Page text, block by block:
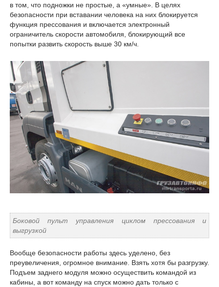
в том, что подножки не простые, а «умные». В целях
безопасности при вставании человека на них блокируется
функция прессования и включается электронный
ограничитель скорости автомобиля, блокирующий все
попытки развить скорость выше 30 км/ч.
Боковой пульт управления циклом прессования и
выгрузкой
Вообще безопасности работы здесь уделено, без
преувеличения, огромное внимание. Взять хотя бы разгрузку.
Подъем заднего модуля можно осуществить командой из
кабины, а вот команду на спуск можно дать только с